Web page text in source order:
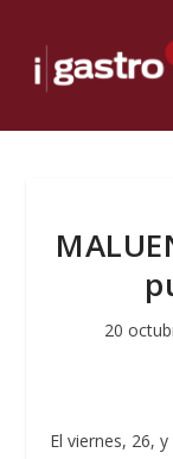
20
El viernes, 26,